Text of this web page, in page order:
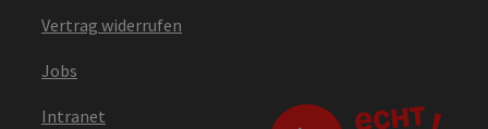
Vertrag widerrufen
Jobs
Intranet